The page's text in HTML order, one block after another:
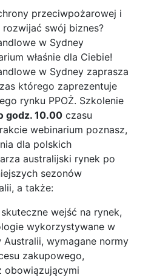
przeciwpożarowej i
swój biznes?
w Sydney
właśnie dla Ciebie!
w Sydney zaprasza
którego zaprezentuje
rynku PPOŻ. Szkolenie
godz. 10.00 czasu
webinarium poznasz,
dla polskich
australijski rynek po
sezonów
a także:
wejść na rynek,
wykorzystywane w
Australii, wymagane normy
zakupowego,
obowiązującymi